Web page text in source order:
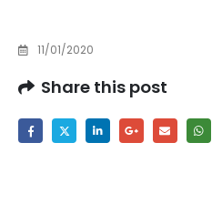
11/01/2020
Share this post